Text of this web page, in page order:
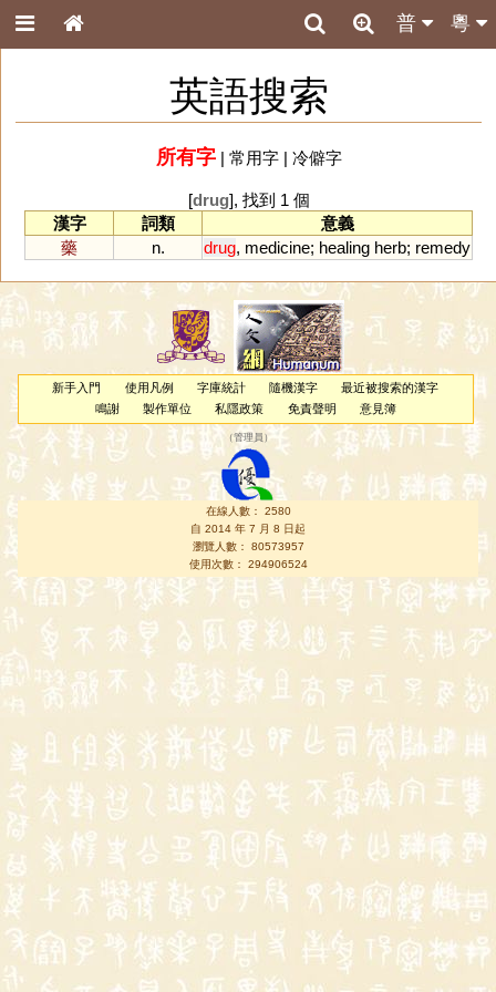
粵
普
英語搜索
所有字| 常用字| 冷僻字
[drug], 找到 1 個
漢字
詞類
意義
藥
n. drug, medicine; healing herb; remedy
新手入門 使用凡例 字庫統計 隨機漢字
最近被搜索的漢字
鳴謝
製作單位 私隱政策 免責聲明 意見簿
（管理員 ）
在線人數： 2580
自 2014 年 7 月 8 日起
瀏覽人數： 80573957
使用次數： 294906524